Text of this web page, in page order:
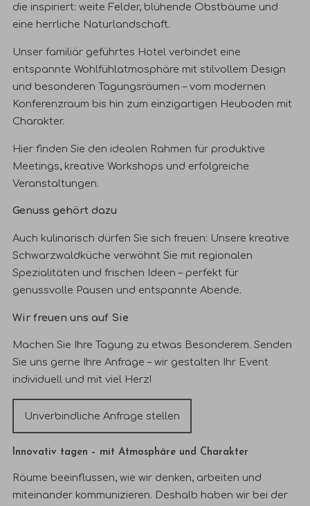
die inspiriert: weite Felder, blühende Obstbäume und
eine herrliche Naturlandschaft.
Unser familiär geführtes Hotel verbindet eine
entspannte Wohlfühlatmosphäre mit stilvollem Design
und besonderen Tagungsräumen – vom modernen
Konferenzraum bis hin zum einzigartigen Heuboden mit
Charakter.
Hier finden Sie den idealen Rahmen für produktive
Meetings, kreative Workshops und erfolgreiche
Veranstaltungen.
Genuss gehört dazu
Auch kulinarisch dürfen Sie sich freuen: Unsere kreative
Schwarzwaldküche verwöhnt Sie mit regionalen
Spezialitäten und frischen Ideen – perfekt für
genussvolle Pausen und entspannte Abende.
Wir freuen uns auf Sie
Machen Sie Ihre Tagung zu etwas Besonderem. Senden
Sie uns gerne Ihre Anfrage – wir gestalten Ihr Event
individuell und mit viel Herz!
Unverbindliche Anfrage stellen
Innovativ tagen – mit Atmosphäre und Charakter
Räume beeinflussen, wie wir denken, arbeiten und
miteinander kommunizieren. Deshalb haben wir bei der